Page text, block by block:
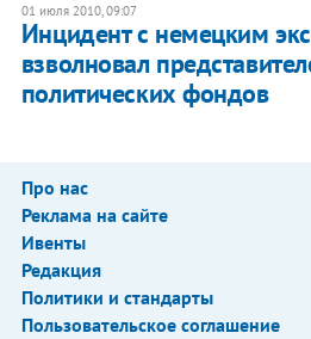
01 июля 2010, 09:07
Инцидент с немецким
взволновал
политических фондов
Про нас
Реклама на сайте
Ивенты
Редакция
Политики и стандарты
Пользовательское соглашение